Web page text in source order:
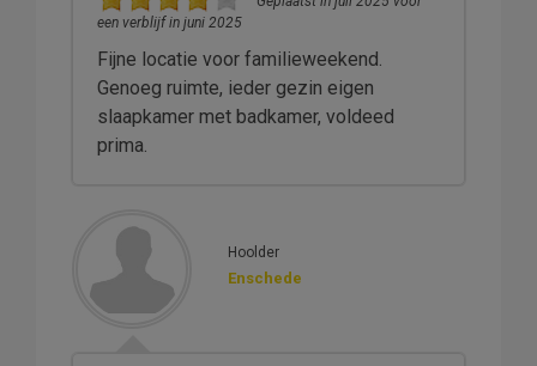
een verblijf in juni 2025
Fijne locatie voor familieweekend.
Genoeg ruimte, ieder gezin eigen
slaapkamer met badkamer, voldeed
prima.
Hoolder
Enschede